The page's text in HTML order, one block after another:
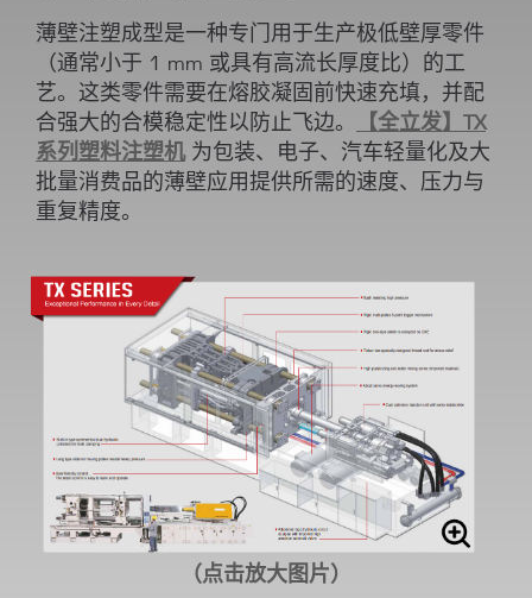
薄壁注塑成型是一种专门用于生产极低壁厚零件
（通常小于 1 mm 或具有高流长厚度比）的工
艺。这类零件需要在熔胶凝固前快速充填，并配
合强大的合模稳定性以防止飞边。
【全立发】TX
系列塑料注塑机为包装、电子、汽车轻量化及大
批量消费品的薄壁应用提供所需的速度、压力与
重复精度。
（点击放大图片）